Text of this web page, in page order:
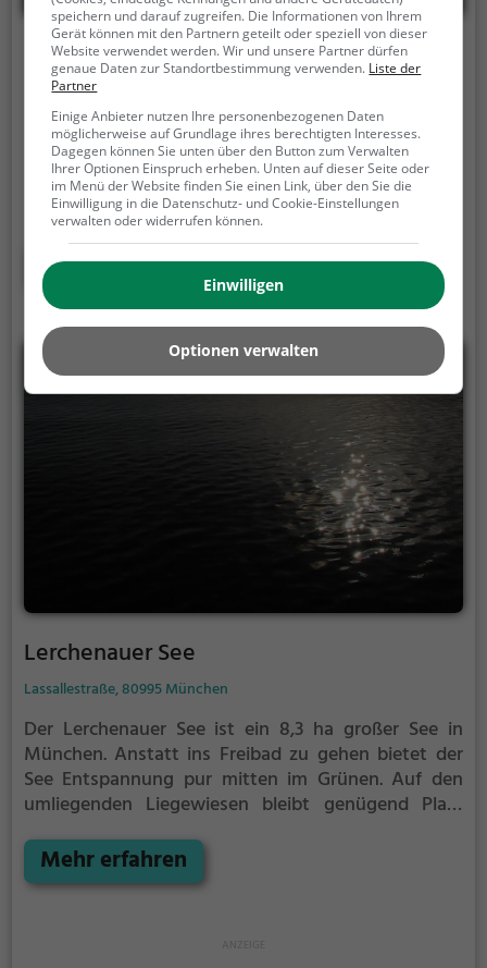
Fasaneriesee
Feldmochinger Straße, 80995 München
Der Fasaneriesee ist ein 14,9 ha großer See in
München. Anstatt ins Freibad zu gehen bietet der
See Entspannung pur mitten im Grünen. Auf den
umliegenden Liegewiesen bleibt genügend Platz
zum Sonnen, Spielen oder Picknicken. Von Mai bis
September ist der Fasaneriesee ein beliebtes
Ausflugsziel. Egal ob für Familien, Freunde oder
Paare, der Fasaneriesee ist die Adresse für warme
Tage.
Mehr erfahren
Lerchenauer See
Lassallestraße, 80995 München
Der Lerchenauer See ist ein 8,3 ha großer See in
München. Anstatt ins Freibad zu gehen bietet der
See Entspannung pur mitten im Grünen. Auf den
umliegenden Liegewiesen bleibt genügend Platz
September ist der Lerchenauer See ein beliebtes
Ausflugsziel. Egal ob für Familien, Freunde oder
Mehr erfahren
speichern und darauf zugreifen. Die Informationen von Ihrem
Gerät können mit den Partnern geteilt oder speziell von dieser
Website verwendet werden. Wir und unsere Partner dürfen
genaue Daten zur Standortbestimmung verwenden. Liste der
Partner
Einige Anbieter nutzen Ihre personenbezogenen Daten
möglicherweise auf Grundlage ihres berechtigten Interesses.
Dagegen können Sie unten über den Button zum Verwalten
Ihrer Optionen Einspruch erheben. Unten auf dieser Seite oder
im Menü der Website finden Sie einen Link, über den Sie die
Einwilligung in die Datenschutz- und Cookie-Einstellungen
verwalten oder widerrufen können.
Einwilligen
Optionen verwalten